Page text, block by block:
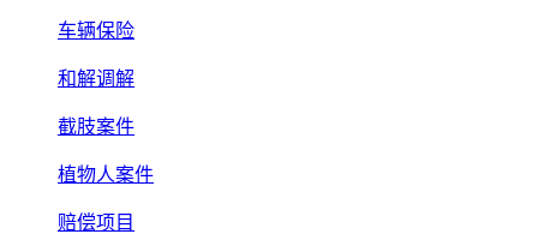
车辆保险
和解调解
截肢案件
植物人案件
赔偿项目